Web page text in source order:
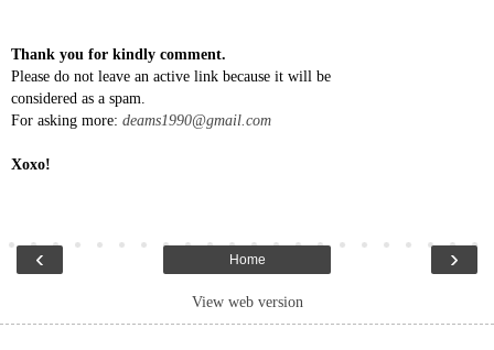
Thank you for kindly comment.
Please do not leave an active link because it will be
considered as a spam.
For asking more: deams1990@gmail.com
Xoxo!
‹ ›
Home
View web version